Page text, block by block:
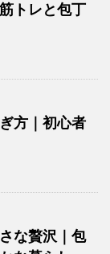
トレと包丁
方｜初心者
な贅沢｜包